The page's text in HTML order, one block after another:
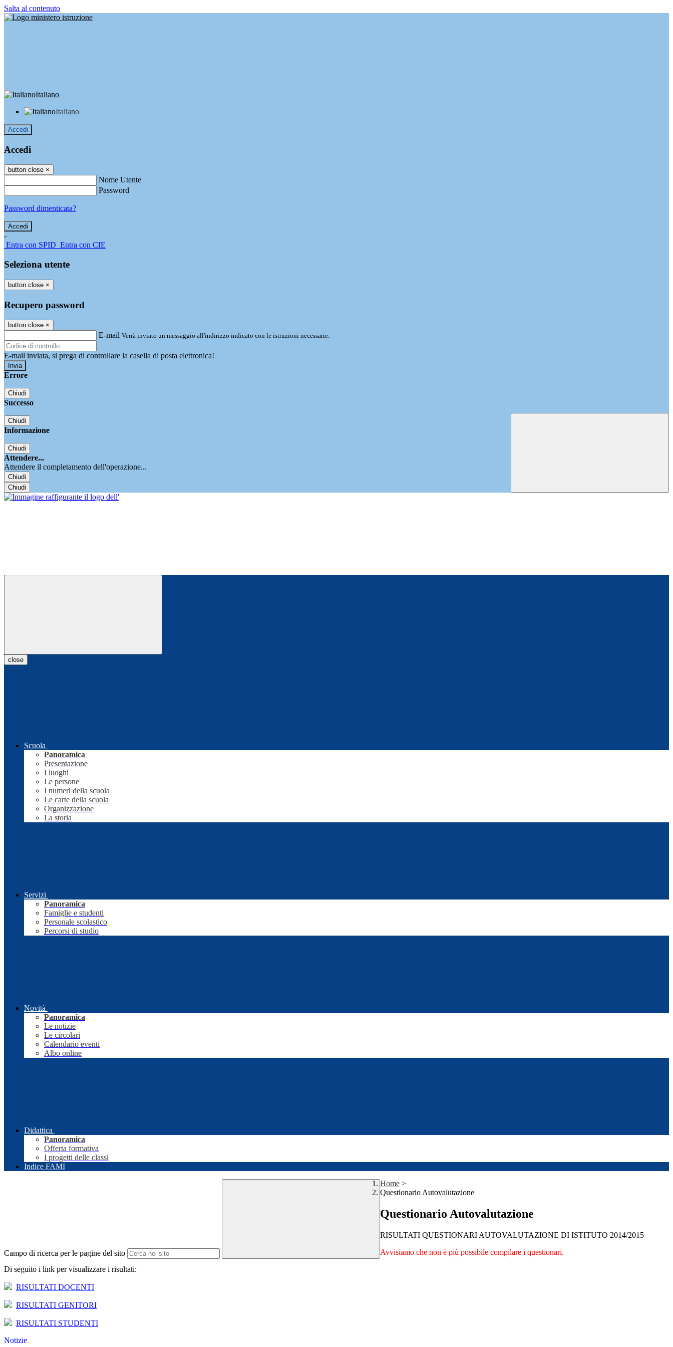
Salta al contenuto
Italiano
Italiano
Accedi
Accedi
button close ×
Nome Utente
Password
Password dimenticata?
-
Entra con SPID Entra con CIE
Seleziona utente
button close ×
Recupero password
button close ×
E-mail Verrà inviato un messaggio all'indirizzo indicato con le istruzioni necessarie.
E-mail inviata, si prega di controllare la casella di posta elettronica!
Errore
Chiudi
Successo
Chiudi
Informazione
Chiudi
Attendere...
Attendere il completamento dell'operazione...
Chiudi
Chiudi
close
Scuola
Panoramica
Presentazione
I luoghi
Le persone
I numeri della scuola
Le carte della scuola
Organizzazione
La storia
Servizi
Panoramica
Famiglie e studenti
Personale scolastico
Percorsi di studio
Novità
Panoramica
Le notizie
Le circolari
Calendario eventi
Albo online
Didattica
Panoramica
Offerta formativa
I progetti delle classi
Indice FAMI
Campo di ricerca per le pagine del sito
Home >
Questionario Autovalutazione
Questionario Autovalutazione
RISULTATI QUESTIONARI AUTOVALUTAZIONE DI ISTITUTO 2014/2015
Avvisiamo che non è più possibile compilare i questionari.
Di seguito i link per visualizzare i risultati:
RISULTATI DOCENTI
RISULTATI GENITORI
RISULTATI STUDENTI
Notizie